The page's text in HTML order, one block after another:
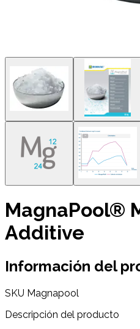
MagnaPool®
Additive
Información del
SKU Magnapool
Descripción del producto